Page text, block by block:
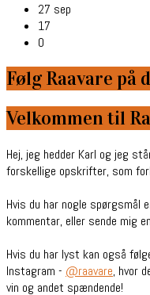
27 sep
17
0
Følg Raavare på
Velkommen til
Hej, jeg hedder Karl og jeg
forskellige opskrifter, som
Hvis du har nogle spørgsmål
kommentar, eller sende mig
Hvis du har lyst kan også
Instagram - @raavare, hvor
vin og andet spændende!